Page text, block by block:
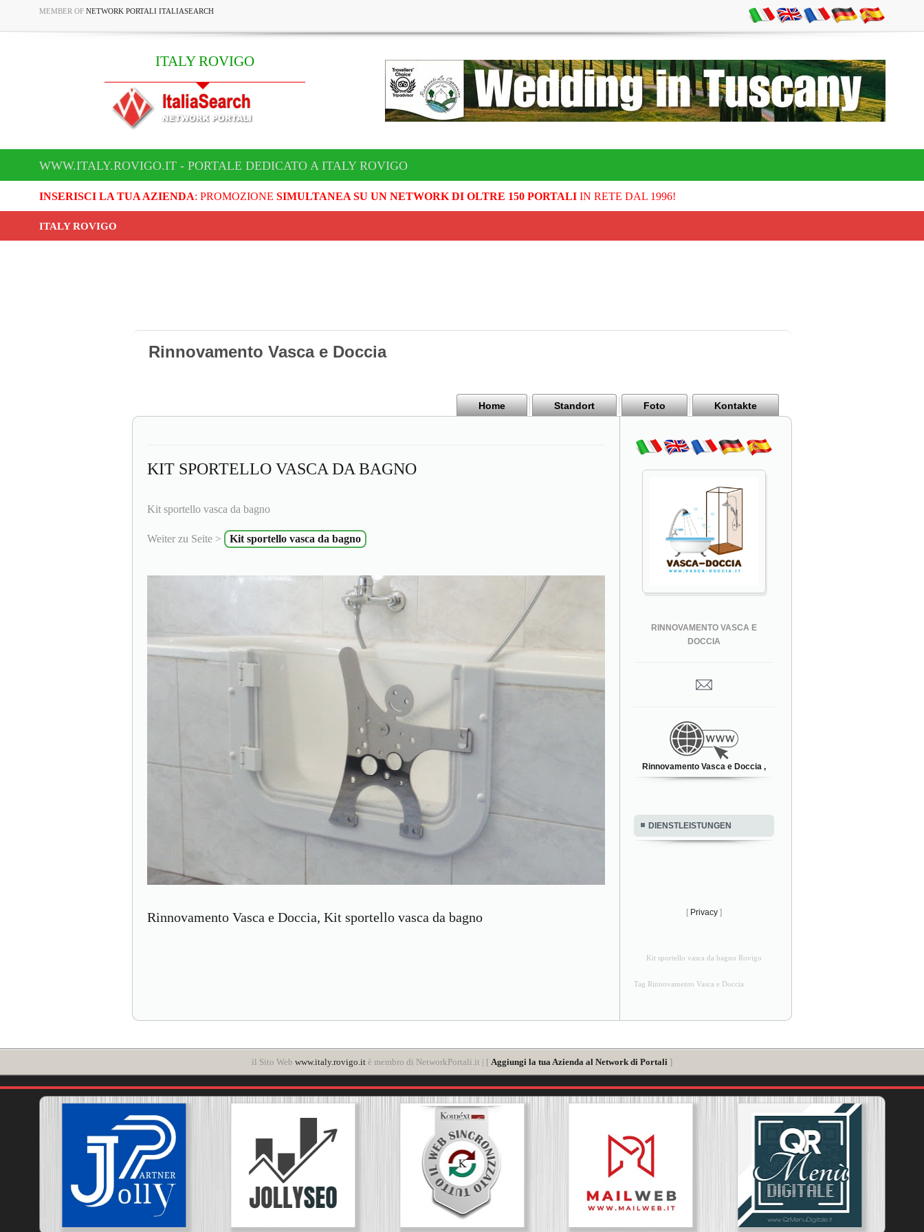
MEMBER OF NETWORK PORTALI ITALIASEARCH
ITALY ROVIGO
WWW.ITALY.ROVIGO.IT - PORTALE DEDICATO A ITALY ROVIGO
INSERISCI LA TUA AZIENDA: PROMOZIONE SIMULTANEA SU UN NETWORK DI OLTRE 150 PORTALIIN RETE DAL 1996!
ITALY ROVIGO
Rinnovamento Vasca e Doccia
Home Standort Foto Kontakte
KIT SPORTELLO VASCA DA BAGNO
Kit sportello vasca da bagno
Weiter zu Seite > Kit sportello vasca da bagno
Rinnovamento Vasca e Doccia, Kit sportello vasca da bagno
RINNOVAMENTO VASCA E
DOCCIA
Rinnovamento Vasca e Doccia ,
DIENSTLEISTUNGEN
[ Privacy ]
Kit sportello vasca da bagno Rovigo
Tag Rinnovamento Vasca e Doccia
il Sito Web www.italy.rovigo.it è membro di NetworkPortali.it | [ Aggiungi la tua Azienda al Network di Portali ]